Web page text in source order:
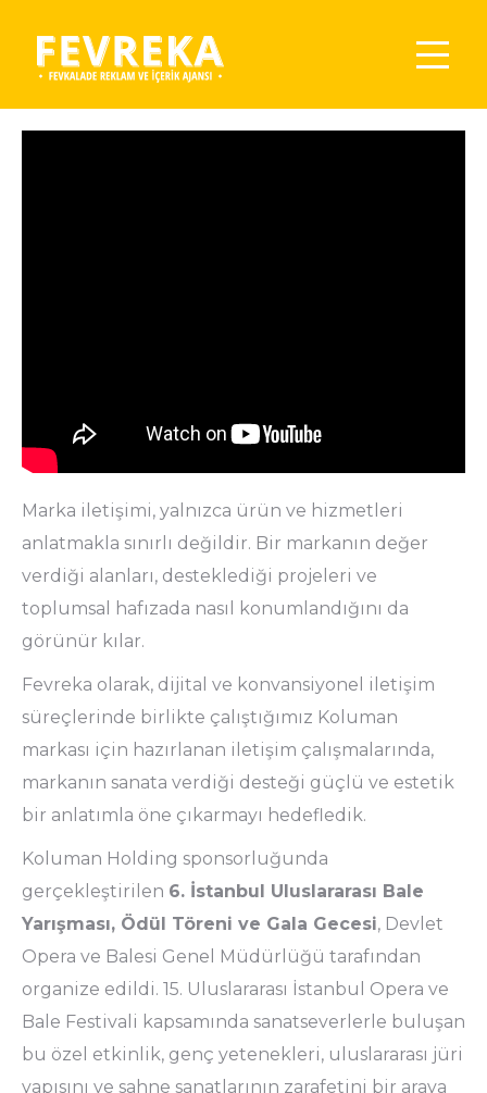
Marka iletişimi, yalnızca ürün ve hizmetleri
anlatmakla sınırlı değildir. Bir markanın değer
verdiği alanları, desteklediği projeleri ve
toplumsal hafızada nasıl konumlandığını da
görünür kılar.
Fevreka olarak, dijital ve konvansiyonel iletişim
süreçlerinde birlikte çalıştığımız Koluman
markası için hazırlanan iletişim çalışmalarında,
markanın sanata verdiği desteği güçlü ve estetik
bir anlatımla öne çıkarmayı hedefledik.
Koluman Holding sponsorluğunda
gerçekleştirilen 6. İstanbul Uluslararası Bale
Yarışması, Ödül Töreni ve Gala Gecesi, Devlet
Opera ve Balesi Genel Müdürlüğü tarafından
organize edildi. 15. Uluslararası İstanbul Opera ve
Bale Festivali kapsamında sanatseverlerle buluşan
bu özel etkinlik, genç yetenekleri, uluslararası jüri
yapısını ve sahne sanatlarının zarafetini bir araya